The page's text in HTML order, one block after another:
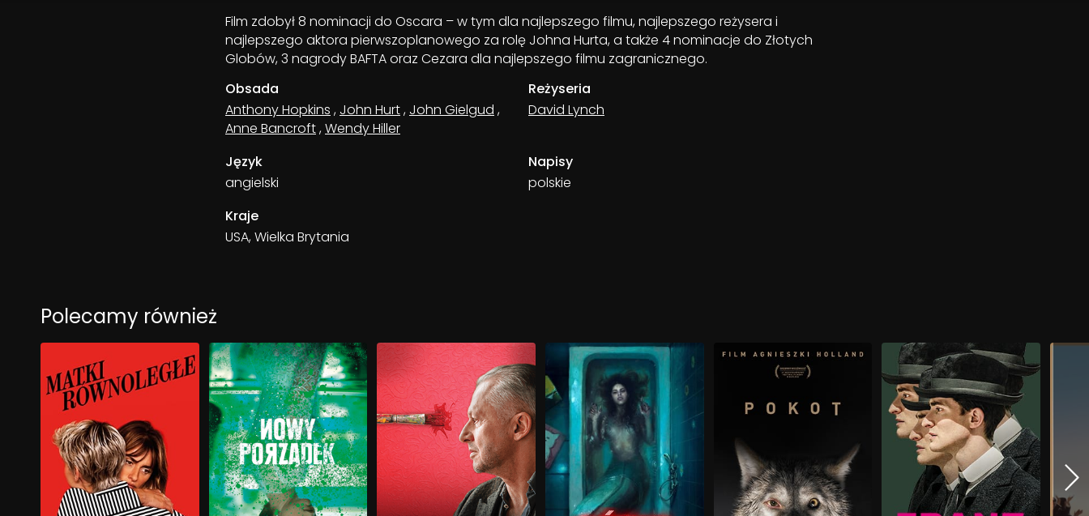
Film zdobył 8 nominacji do Oscara – w tym dla najlepszego filmu, najlepszego reżysera i
najlepszego aktora pierwszoplanowego za rolę Johna Hurta, a także 4 nominacje do Złotych
Globów, 3 nagrody BAFTA oraz Cezara dla najlepszego filmu zagranicznego.
Obsada
Anthony Hopkins , John Hurt, John Gielgud ,
Anne Bancroft,Wendy Hiller
Reżyseria
David Lynch
Język
angielski
Napisy
polskie
Kraje
USA, Wielka Brytania
Polecamy również